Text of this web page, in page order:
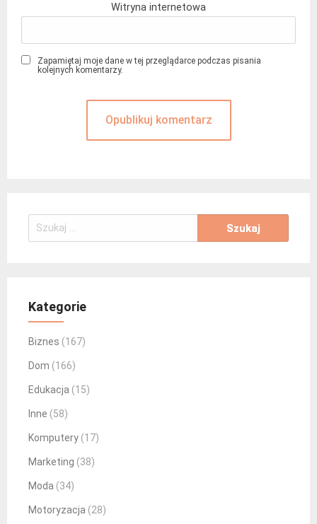
Witryna internetowa
Zapamiętaj moje dane w tej przeglądarce podczas pisania
kolejnych komentarzy.
Szukaj:
Kategorie
Biznes (167)
Dom (166)
Edukacja (15)
Inne (58)
Komputery (17)
Marketing (38)
Moda (34)
Motoryzacja (28)